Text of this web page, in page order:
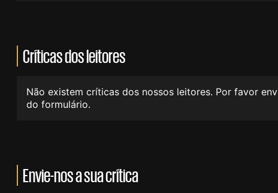
Críticas dos leitores
Não existem críticas dos nossos leitores. Por favor
do formulário.
Envie-nos a sua crítica